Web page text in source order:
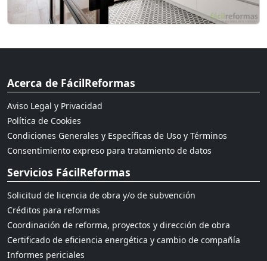
Acerca de FácilReformas
Aviso Legal y Privacidad
Política de Cookies
Condiciones Generales y Específicas de Uso y Términos
Consentimiento expreso para tratamiento de datos
Servicios FácilReformas
Solicitud de licencia de obra y/o de subvención
Créditos para reformas
Coordinación de reforma, proyectos y dirección de obra
Certificado de eficiencia energética y cambio de compañía
Informes periciales